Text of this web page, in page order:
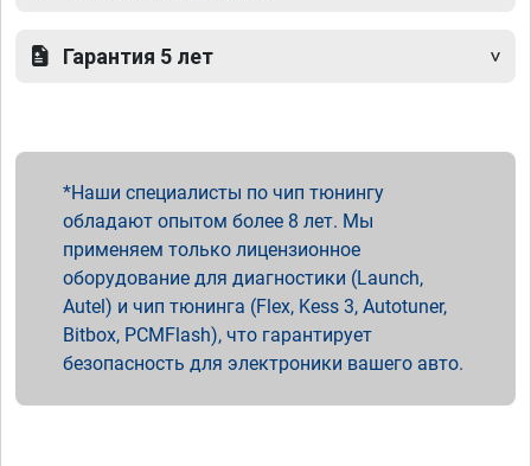
Гарантия 5 лет
Наши специалисты по чип тюнингу
обладают опытом более 8 лет. Мы
применяем только лицензионное
оборудование для диагностики (Launch,
Autel) и чип тюнинга (Flex, Kess 3, Autotuner,
Bitbox, PCMFlash), что гарантирует
безопасность для электроники вашего авто.